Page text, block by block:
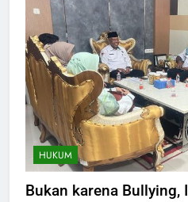
HUKUM
Bukan karena Bullying,